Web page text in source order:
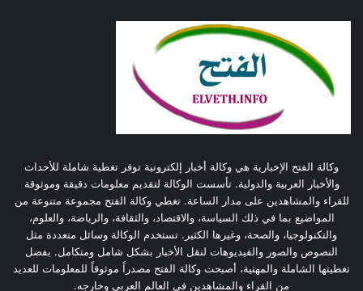
وكالة الفتح الإخبارية هي وكالة أخبار إلكترونية توفر تغطية شاملة للأحداث
والأخبار العربية والدولية. تأسست الوكالة لتقديم معلومات دقيقة وموثوقة
للقراء والمشاهدين على مدار الساعة. تغطي وكالة الفتح مجموعة متنوعة من
المواضيع بما في ذلك السياسة، والاقتصاد، والثقافة، والرياضة، والعلوم،
والتكنولوجيا، والصحة، وغيرها الكثير. تستخدم الوكالة وسائل متعددة مثل
النصوص والصور والفيديوهات لنقل الأخبار بشكل شامل ومتكامل. بفضل
تغطيتها الشاملة والمهنية، أصبحت وكالة الفتح مصدراً موثوقاً للمعلومات للعديد
من القراء والمشاهدين في العالم العربي وخارجه.